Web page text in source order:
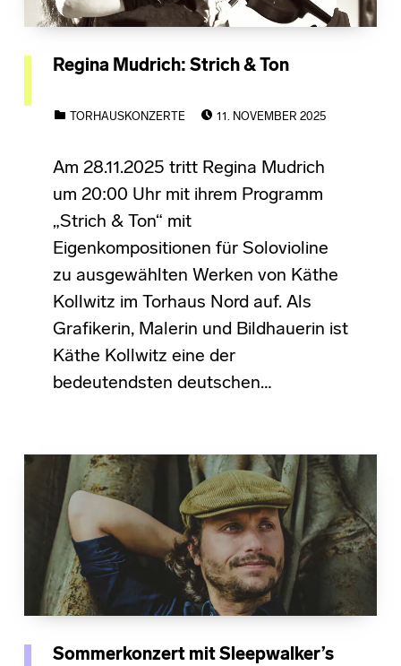
Regina Mudrich: Strich & Ton
TORHAUSKONZERTE
11. NOVEMBER 2025
Am 28.11.2025 tritt Regina Mudrich
um 20:00 Uhr mit ihrem Programm
„Strich & Ton“ mit
Eigenkompositionen für Solovioline
zu ausgewählten Werken von Käthe
Kollwitz im Torhaus Nord auf. Als
Grafikerin, Malerin und Bildhauerin ist
Käthe Kollwitz eine der
bedeutendsten deutschen…
Sommerkonzert mit Sleepwalker’s